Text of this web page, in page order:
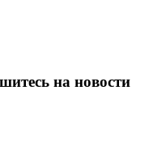
на новости